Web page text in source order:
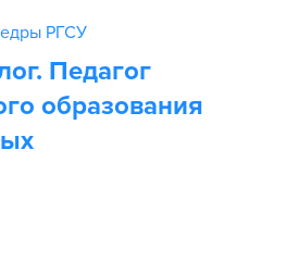
РГСУ
Педагог
образования